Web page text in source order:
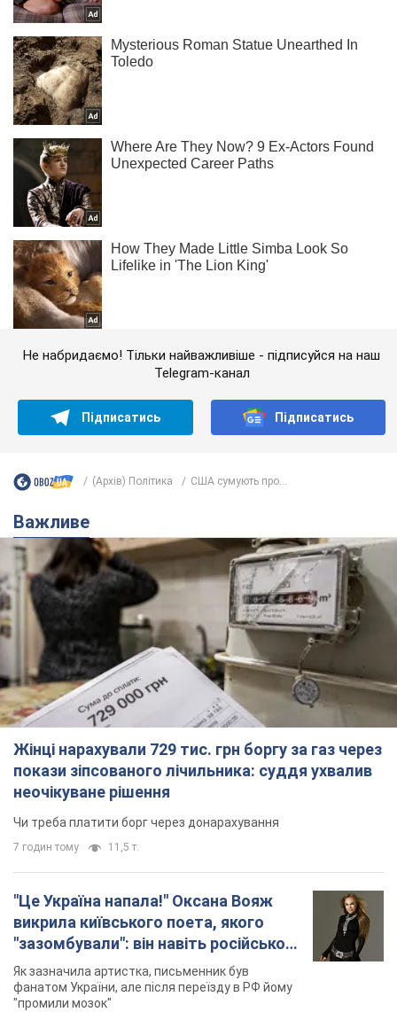
Не набридаємо! Тільки найважливіше - підписуйся на наш
Telegram-канал
Підписатись Підписатись
(Архів) Політика США сумують про...
Важливе
Жінці нарахували 729 тис. грн боргу за газ через
покази зіпсованого лічильника: суддя ухвалив
неочікуване рішення
Чи треба платити борг через донарахування
7 годин тому 11,5 т.
"Це Україна напала!" Оксана Вояж
викрила київського поета, якого
"зазомбували": він навіть російської
не знав, а тепер хоче геноциду
українців
Як зазначила артистка, письменник був
фанатом України, але після переїзду в РФ йому
"промили мозок"